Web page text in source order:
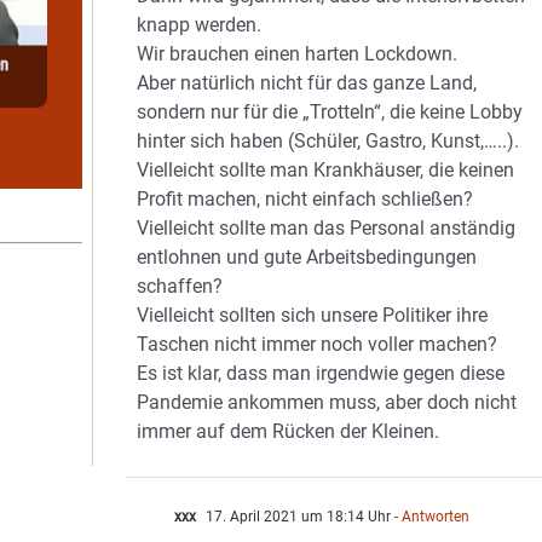
knapp werden.
Wir brauchen einen harten Lockdown.
Aber natürlich nicht für das ganze Land,
sondern nur für die „Trotteln“, die keine Lobby
hinter sich haben (Schüler, Gastro, Kunst,…..).
Vielleicht sollte man Krankhäuser, die keinen
Profit machen, nicht einfach schließen?
Vielleicht sollte man das Personal anständig
entlohnen und gute Arbeitsbedingungen
schaffen?
Vielleicht sollten sich unsere Politiker ihre
Taschen nicht immer noch voller machen?
Es ist klar, dass man irgendwie gegen diese
Pandemie ankommen muss, aber doch nicht
immer auf dem Rücken der Kleinen.
xxx 17. April 2021 um 18:14 Uhr - Antworten